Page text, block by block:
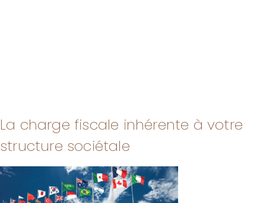
La charge fiscale inhérente à votre
structure sociétale